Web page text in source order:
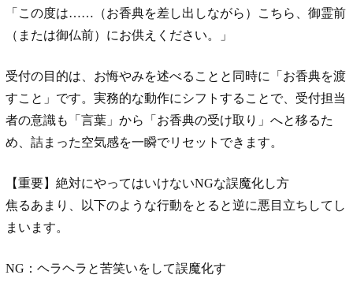
「この度は……（お香典を差し出しながら）こちら、御霊前
（または御仏前）にお供えください。」
受付の目的は、お悔やみを述べることと同時に「お香典を渡
すこと」です。実務的な動作にシフトすることで、受付担当
者の意識も「言葉」から「お香典の受け取り」へと移るた
め、詰まった空気感を一瞬でリセットできます。
【重要】絶対にやってはいけないNGな誤魔化し方
焦るあまり、以下のような行動をとると逆に悪目立ちしてし
まいます。
NG：ヘラヘラと苦笑いをして誤魔化す